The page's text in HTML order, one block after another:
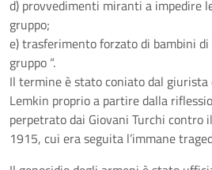
d) provvedimenti miranti a impedire
gruppo;
e) trasferimento forzato di bambini
gruppo “.
Il termine è stato coniato dal giurista
Lemkin proprio a partire dalla
perpetrato dai Giovani Turchi contro
1915, cui era seguita l’immane